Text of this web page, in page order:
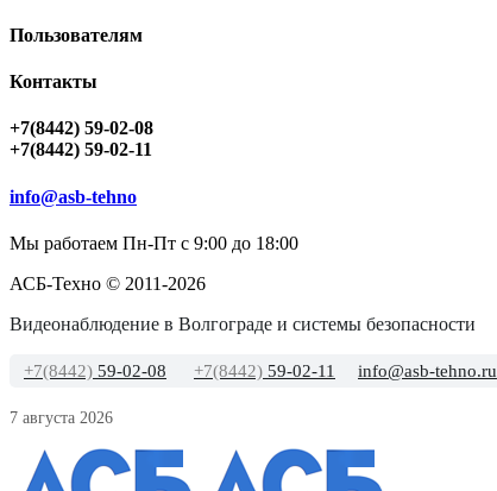
Пользователям
Контакты
+7(8442) 59-02-08
+7(8442) 59-02-11
info@asb-tehno
Мы работаем Пн-Пт с 9:00 до 18:00
АСБ-Техно © 2011-2026
Видеонаблюдение в Волгограде и системы безопасности
+7(8442) 59-02-08 +7(8442) 59-02-11 info@asb-tehno.ru
7 августа 2026